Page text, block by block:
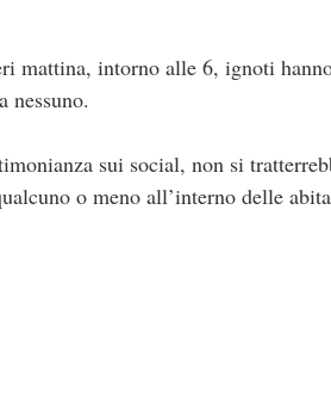
mattina, intorno alle 6, ignoti
nessuno.
sui social, non si
o meno all’interno delle